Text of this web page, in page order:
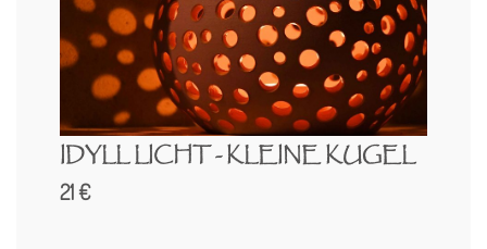
IDYLL LICHT - KLEINE KUGEL
21